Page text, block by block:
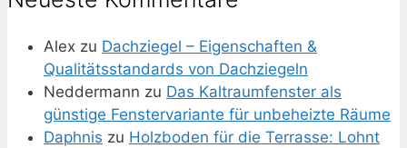
Alex zu Dachziegel – Eigenschaften &
Qualitätsstandards von Dachziegeln
Neddermann zu Das Kaltraumfenster als
günstige Fenstervariante für unbeheizte Räume
Daphnis zu Holzboden für die Terrasse: Lohnt